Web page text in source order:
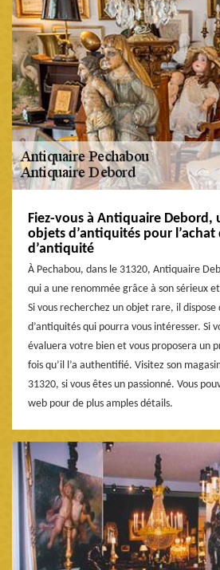
Fiez-vous à Antiquaire Debord,
objets d’antiquités pour l’achat
d’antiquité
À Pechabou, dans le 31320, Antiquaire
qui a une renommée grâce à son sérieux
Si vous recherchez un objet rare, il dispose
d’antiquités qui pourra vous intéresser. Si
évaluera votre bien et vous proposera un
fois qu’il l’a authentifié. Visitez son
31320, si vous êtes un passionné. Vous
web pour de plus amples détails.